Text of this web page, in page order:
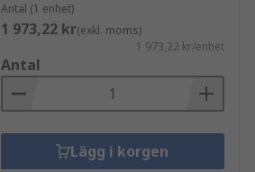
Antal (1 enhet)
1 973,22 kr(exkl. moms)
1 973,22 kr/enhet
Antal
Lägg i korgen